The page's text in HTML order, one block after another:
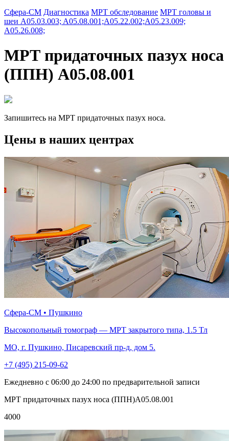
Сфера-СМ Диагностика МРТ обследование МРТ головы и
шеи A05.03.003; A05.08.001;A05.22.002;A05.23.009;
A05.26.008;
МРТ придаточных пазух носа
(ППН) A05.08.001
Запишитесь на МРТ придаточных пазух носа.
Цены в наших центрах
Сфера-СМ • Пушкино
Высокопольный томограф — МРТ закрытого типа, 1.5 Тл
МО, г. Пушкино, Писаревский пр-д, дом 5.
+7 (495) 215-09-62
Ежедневно с 06:00 до 24:00 по предварительной записи
МРТ придаточных пазух носа (ППН)A05.08.001
4000